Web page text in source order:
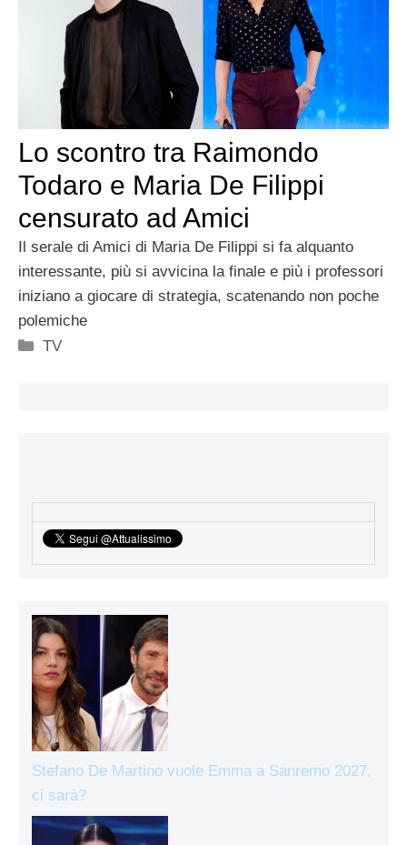
Lo scontro tra Raimondo
Todaro e Maria De Filippi
censurato ad Amici
Il serale di Amici di Maria De Filippi si fa alquanto
interessante, più si avvicina la finale e più i professori
iniziano a giocare di strategia, scatenando non poche
polemiche
Categorie
TV
Stefano De Martino vuole Emma a Sanremo 2027,
ci sarà?